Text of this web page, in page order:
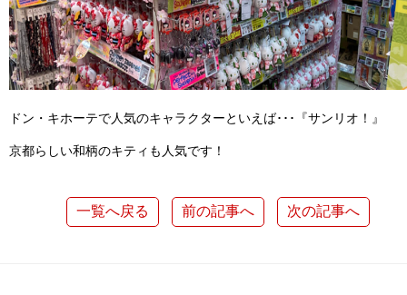
ドン・キホーテで人気のキャラクターといえば･･･『サンリオ！』
京都らしい和柄のキティも人気です！
一覧へ戻る 前の記事へ 次の記事へ